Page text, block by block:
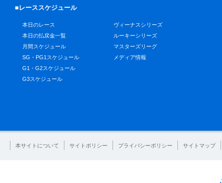
■レーススケジュール
本日のレース
本日の払戻金一覧
月間スケジュール
SG・PG1スケジュール
G1・G2スケジュール
G3スケジュール
ヴィーナスシリーズ
ルーキーシリーズ
マスターズリーグ
メディア情報
本サイトについて サイトポリシー プライバシーポリシー サイトマップ